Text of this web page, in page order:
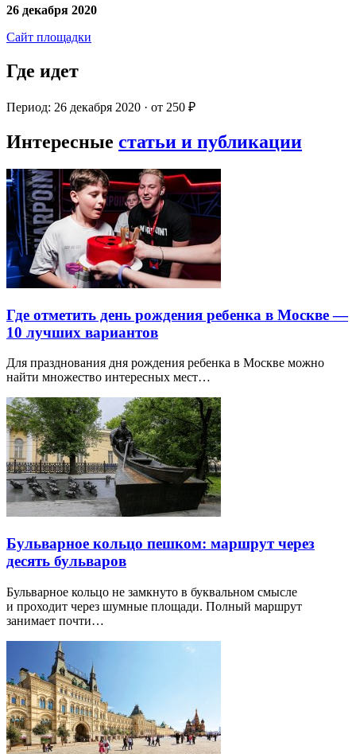
26 декабря 2020
Сайт площадки
Где идет
Период: 26 декабря 2020 · от 250 ₽
Интересные статьи и публикации
Где отметить день рождения ребенка в Москве —
10 лучших вариантов
Для празднования дня рождения ребенка в Москве можно
найти множество интересных мест…
Бульварное кольцо пешком: маршрут через
десять бульваров
Бульварное кольцо не замкнуто в буквальном смысле
и проходит через шумные площади. Полный маршрут
занимает почти…